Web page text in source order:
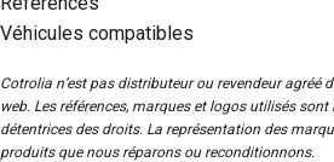
Véhicules compatibles
Cotrolia n’est pas distributeur ou revendeur agréé
web. Les références, marques et logos utilisés
détentrices des droits. La représentation des
produits que nous réparons ou reconditionnons.